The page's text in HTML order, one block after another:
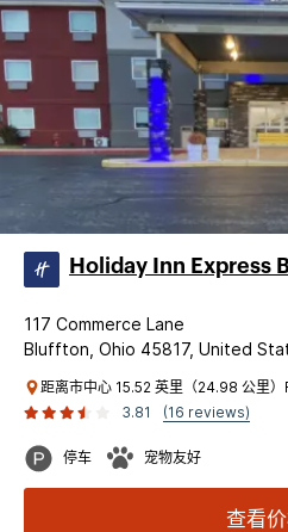
Holiday Inn Express
117 Commerce Lane
Bluffton, Ohio 45817, United
距离市中心 15.52 英里（24.98 公里
3.81
(16 reviews)
停车 宠物友好
查看